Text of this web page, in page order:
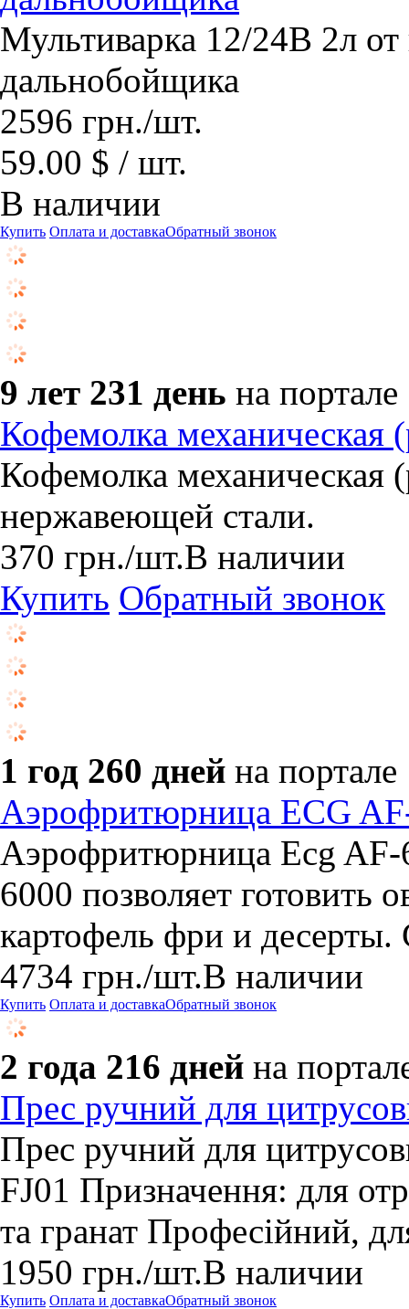
Мультиварка 12/24В 2л от
дальнобойщика
2596 грн./шт.
59.00 $ / шт.
В наличии
Купить Оплата и доставкаОбратный звонок
9 лет 231 день на портале
Кофемолка механическая
Кофемолка механическая
нержавеющей стали.
370 грн./шт.В наличии
Купить Обратный звонок
1 год 260 дней на портале
Аэрофритюрница EСG
Аэрофритюрница Ecg
6000 позволяет
картофель фри и десерты.
4734 грн./шт.В наличии
Купить Оплата и доставкаОбратный звонок
2 года 216 дней на
Прес ручний для
Преc ручний для
FJ01 Призначення: для
та гранат Професійний,
1950 грн./шт.В наличии
Купить Оплата и доставкаОбратный звонок